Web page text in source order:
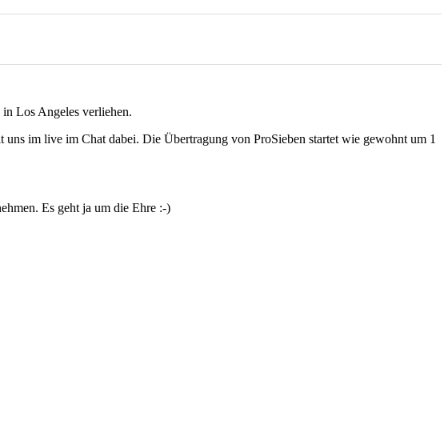
Los Angeles verliehen.
im live im Chat dabei. Die Übertragung von ProSieben startet wie gewohnt um 1
Es geht ja um die Ehre :-)